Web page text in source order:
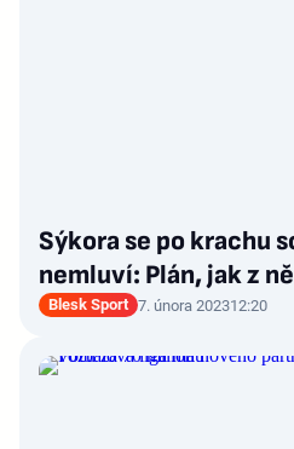
Sýkora se po krachu
nemluví: Plán, jak z
Blesk Sport 7. února 202312:20